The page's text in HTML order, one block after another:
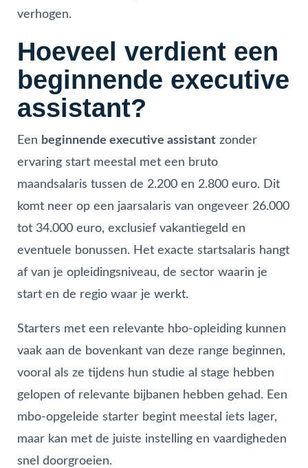
verhogen.
Hoeveel verdient een
beginnende executive
assistant?
Een beginnende executive assistant zonder
ervaring start meestal met een bruto
maandsalaris tussen de 2.200 en 2.800 euro. Dit
komt neer op een jaarsalaris van ongeveer 26.000
tot 34.000 euro, exclusief vakantiegeld en
eventuele bonussen. Het exacte startsalaris hangt
af van je opleidingsniveau, de sector waarin je
start en de regio waar je werkt.
Starters met een relevante hbo-opleiding kunnen
vaak aan de bovenkant van deze range beginnen,
vooral als ze tijdens hun studie al stage hebben
gelopen of relevante bijbanen hebben gehad. Een
mbo-opgeleide starter begint meestal iets lager,
maar kan met de juiste instelling en vaardigheden
snel doorgroeien.